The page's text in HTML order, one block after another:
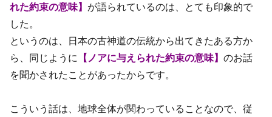
れた約束の意味】 が語られているのは、とても印象的で
した。
というのは、日本の古神道の伝統から出てきたある方か
ら、同じように
【ノアに与えられた約束の意味】のお話
を聞かされたことがあったからです。
こういう話は、地球全体が関わっていることなので、従